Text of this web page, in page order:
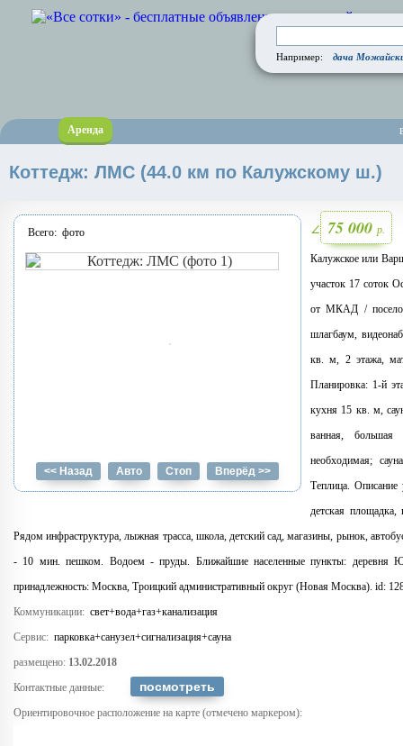
Аренда
Например: дача
Коттедж: ЛМС (44.0 км по Калужскому ш.)
Всего: фото
<< Назад Авто Стоп Вперёд >>
∠ 75 000 р.
Калужское или
участок 17 соток
от МКАД /
шлагбаум,
кв. м, 2 этажа,
Планировка: 1-й
кухня 15 кв. м,
ванная,
необходимая;
Теплица. Описание
детская площадка,
Рядом инфраструктура, лыжная трасса, школа, детский сад, магазины, рынок,
- 10 мин. пешком. Водоем - пруды. Ближайшие населенные пункты: деревня
принадлежность: Москва, Троицкий административный округ (Новая Москва). id:
Коммуникации: свет+вода+газ+канализация
Сервис: парковка+санузел+сигнализация+сауна
размещено: 13.02.2018
Контактные данные:
Ориентировочное расположение на карте (отмечено маркером):